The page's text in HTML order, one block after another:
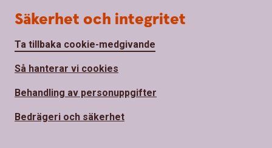
Säkerhet och integritet
Ta tillbaka cookie-medgivande
Så hanterar vi cookies
Behandling av personuppgifter
Bedrägeri och säkerhet